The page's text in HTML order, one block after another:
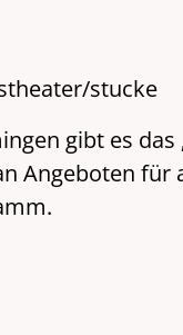
stucke
gibt es das
Angeboten für